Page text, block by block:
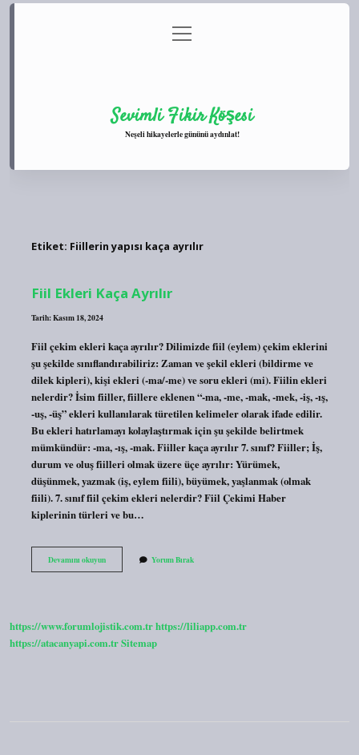
Gizlilik Politikası
menüyü
aç
Sevimli Fikir Köşesi
Neşeli hikayelerle gününü aydınlat!
Etiket: Fiillerin yapısı kaça ayrılır
Fiil Ekleri Kaça Ayrılır
Tarih: Kasım 18, 2024
Fiil çekim ekleri kaça ayrılır? Dilimizde fiil (eylem) çekim eklerini
şu şekilde sınıflandırabiliriz: Zaman ve şekil ekleri (bildirme ve
dilek kipleri), kişi ekleri (-ma/-me) ve soru ekleri (mi). Fiilin ekleri
nelerdir? İsim fiiller, fiillere eklenen “-ma, -me, -mak, -mek, -iş, -ış,
-uş, -üş” ekleri kullanılarak türetilen kelimeler olarak ifade edilir.
Bu ekleri hatırlamayı kolaylaştırmak için şu şekilde belirtmek
mümkündür: -ma, -ış, -mak. Fiiller kaça ayrılır 7. sınıf? Fiiller; İş,
durum ve oluş fiilleri olmak üzere üçe ayrılır: Yürümek,
düşünmek, yazmak (iş, eylem fiili), büyümek, yaşlanmak (olmak
fiili). 7. sınıf fiil çekim ekleri nelerdir? Fiil Çekimi Haber
kiplerinin türleri ve bu…
Devamını okuyunFiil
Ekleri
Yorum Bırak
https://www.forumlojistik.com.trhttps://liliapp.com.tr
https://atacanyapi.com.trSitemap